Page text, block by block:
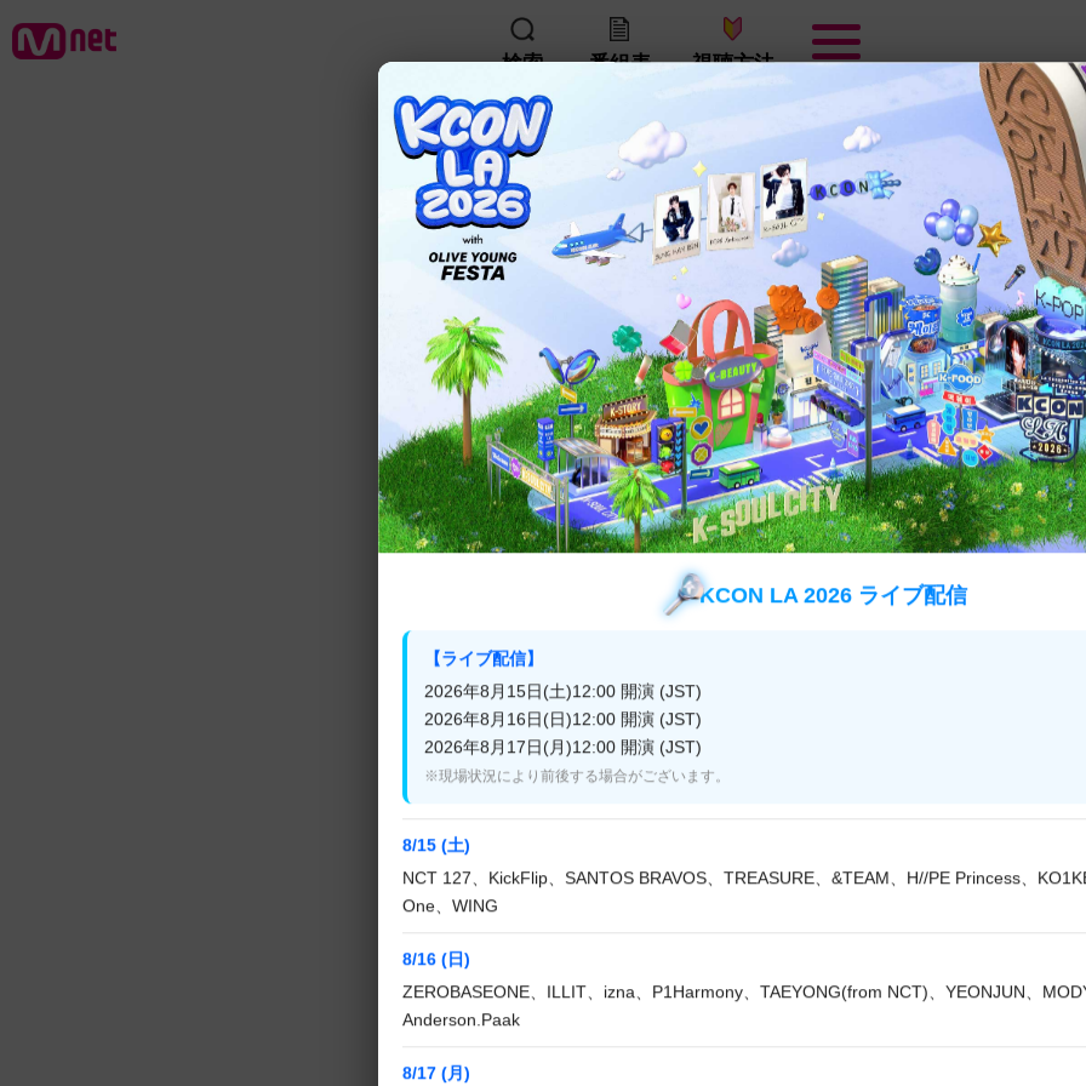
検索 番組表 視聴方法
検索 NCT WISHの検索結果
NCT WISH 検索結果
企業情報
プライバシーポリシー 放送番組編集基準
よくある質問 お問い合わせ・リクエスト
KCON LA 2026 ライブ配信
【ライブ配信】
2026年8月15日(土)12:00 開演 (JST)
2026年8月16日(日)12:00 開演 (JST)
2026年8月17日(月)12:00 開演 (JST)
※現場状況により前後する場合がございます。
8/15 (土)
NCT 127、KickFlip、SANTOS BRAVOS、TREASURE、&TEAM、H//PE Princess、
One、WING
8/16 (日)
ZEROBASEONE、ILLIT、izna、P1Harmony、TAEYONG(from NCT)、YEONJUN、
Anderson.Paak
8/17 (月)